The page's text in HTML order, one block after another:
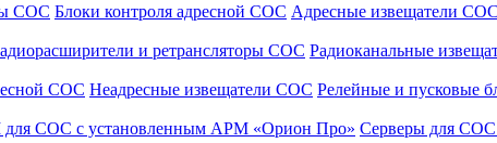
СОС Блоки контроля адресной СОС Адресные извещатели СОС
и ретрансляторы СОС Радиоканальные
СОС Неадресные извещатели СОС Релейные и пусковые
СОС с установленным АРМ «Орион Про» Серверы для